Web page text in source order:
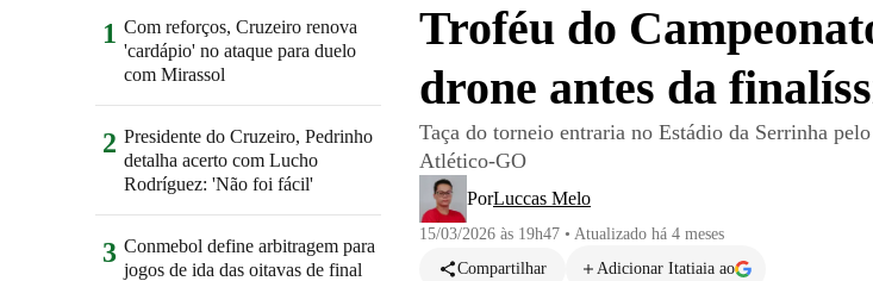
Troféu do
drone antes da
Taça do torneio entraria no Estádio da Serrinha
Atlético-GO
PorLuccas Melo
15/03/2026 às 19h47 • Atualizado há 4 meses
Compartilhar
Adicionar Itatiaia ao
1 Com reforços, Cruzeiro renova
'cardápio' no ataque para duelo
com Mirassol
2 Presidente do Cruzeiro, Pedrinho
detalha acerto com Lucho
Rodríguez: 'Não foi fácil'
3 Conmebol define arbitragem para
jogos de ida das oitavas de final